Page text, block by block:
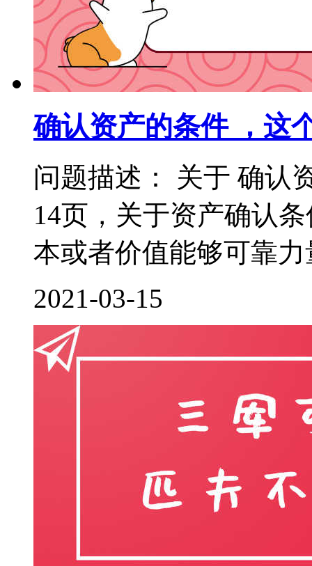
确认资产的条件 ，这
问题描述： 关于 确认
14页，关于资产确认
本或者价值能够可靠
2021-03-15